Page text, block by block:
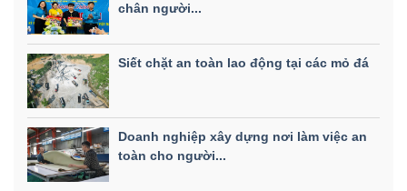
chân người...
Siết chặt an toàn lao động tại các mỏ đá
Doanh nghiệp xây dựng nơi làm việc an
toàn cho người...